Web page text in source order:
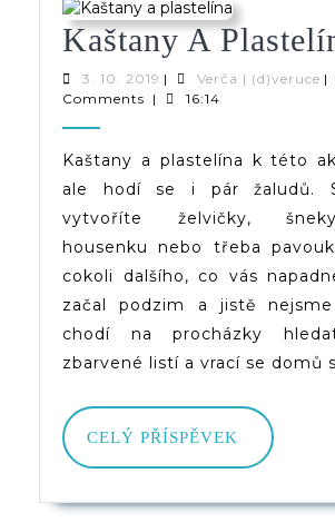
Kaštany A
3. 10. 2019 3.
10.
| Verča | (d)veruce |
Comments | 16:14
Kaštany a plastelína k této
ale hodí se i pár žaludů.
vytvoříte želvičky,
housenku nebo třeba
cokoli dalšího, co vás
začal podzim a jistě
chodí na procházky
zbarvené listí a vrací se domů s
CELÝ PŘÍSPĚVEK
CELÝ